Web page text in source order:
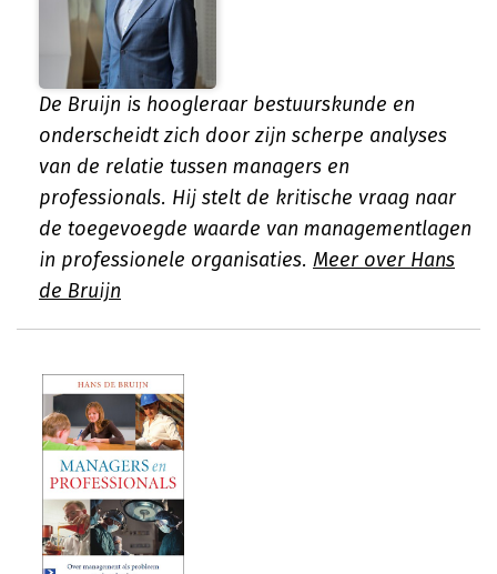
De Bruijn is hoogleraar bestuurskunde en
onderscheidt zich door zijn scherpe analyses
van de relatie tussen managers en
professionals. Hij stelt de kritische vraag naar
de toegevoegde waarde van managementlagen
in professionele organisaties. Meer over Hans
de Bruijn